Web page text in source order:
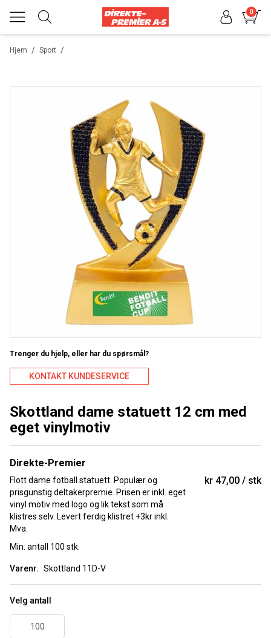
0
/
Hjem /
Sport
Trenger du hjelp, eller har du spørsmål?
KONTAKT KUNDESERVICE
Skottland dame statuett 12 cm med
eget vinylmotiv
Direkte-Premier
Flott dame fotball statuett. Populær og
prisgunstig deltakerpremie. Prisen er inkl. eget
vinyl motiv med logo og lik tekst som må
klistres selv. Levert ferdig klistret +3kr inkl.
Mva.
Min. antall 100 stk.
Varenr. Skottland 11D-V
kr 47,00 stk
Velg antall